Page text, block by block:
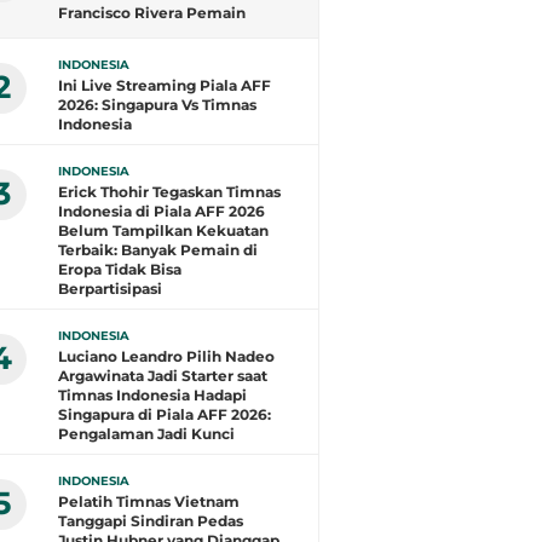
Francisco Rivera Pemain
INDONESIA
Ini Live Streaming Piala AFF
2026: Singapura Vs Timnas
Indonesia
INDONESIA
Erick Thohir Tegaskan Timnas
Indonesia di Piala AFF 2026
Belum Tampilkan Kekuatan
Terbaik: Banyak Pemain di
Eropa Tidak Bisa
Berpartisipasi
INDONESIA
Luciano Leandro Pilih Nadeo
Argawinata Jadi Starter saat
Timnas Indonesia Hadapi
Singapura di Piala AFF 2026:
Pengalaman Jadi Kunci
INDONESIA
Pelatih Timnas Vietnam
Tanggapi Sindiran Pedas